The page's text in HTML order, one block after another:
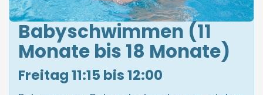
Babyschwimmen (11
Monate bis 18 Monate)
Freitag 11:15 bis 12:00